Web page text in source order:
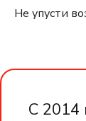
Не упусти
C 2014